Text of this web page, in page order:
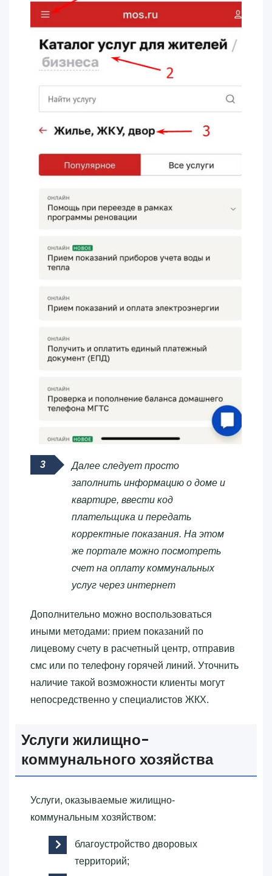
Далее следует просто
заполнить информацию о доме и
квартире, ввести код
плательщика и передать
корректные показания. На этом
же портале можно посмотреть
счет на оплату коммунальных
услуг через интернет
Дополнительно можно воспользоваться
иными методами: прием показаний по
лицевому счету в расчетный центр, отправив
смс или по телефону горячей линий. Уточнить
наличие такой возможности клиенты могут
непосредственно у специалистов ЖКХ.
Услуги жилищно-
коммунального хозяйства
Услуги, оказываемые жилищно-
коммунальным хозяйством:
благоустройство дворовых
территорий;